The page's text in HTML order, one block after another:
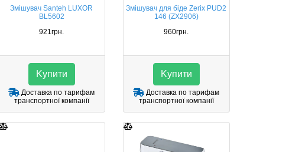
Змішувач Santeh LUXOR
BL5602
921грн.
Kупити
Доставка по тарифам
транспортної компанії
Змішувач для біде Zerix PUD2
146 (ZX2906)
960грн.
Kупити
Доставка по тарифам
транспортної компанії